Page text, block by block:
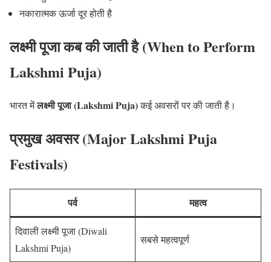
नकारात्मक ऊर्जा दूर होती है
लक्ष्मी पूजा कब की जाती है (When to Perform
Lakshmi Puja)
भारत मेंलक्ष्मी पूजा (Lakshmi Puja)कई अवसरों पर की जाती है।
प्रमुख अवसर (Major Lakshmi Puja
Festivals)
पर्व महत्व
दिवाली लक्ष्मी पूजा (Diwali
Lakshmi Puja)
सबसे महत्वपूर्ण